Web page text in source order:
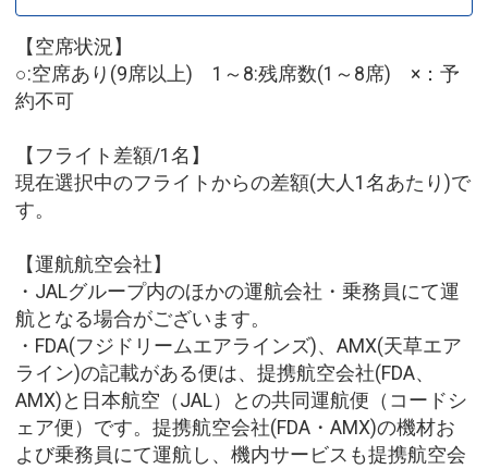
【空席状況】
○:空席あり(9席以上) 1～8:残席数(1～8席) ×：予
約不可
【フライト差額/1名】
現在選択中のフライトからの差額(大人1名あたり)で
す。
【運航航空会社】
・JALグループ内のほかの運航会社・乗務員にて運
航となる場合がございます。
・FDA(フジドリームエアラインズ)、AMX(天草エア
ライン)の記載がある便は、提携航空会社(FDA、
AMX)と日本航空（JAL）との共同運航便（コードシ
ェア便）です。提携航空会社(FDA・AMX)の機材お
よび乗務員にて運航し、機内サービスも提携航空会